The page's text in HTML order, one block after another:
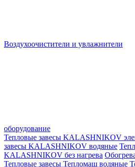
Воздухоочистители и увлажнители
оборудование
Тепловые завесы KALASHNIKOV
завесы KALASHNIKOV водяные
KALASHNIKOV без нагрева
Тепловые завесы Тепломаш водяные